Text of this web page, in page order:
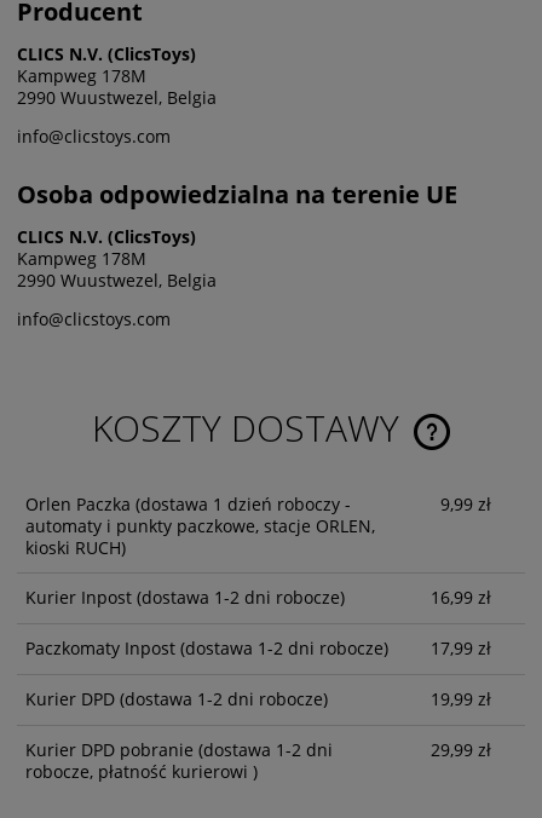
Producent
CLICS N.V. (ClicsToys)
Kampweg 178M
2990 Wuustwezel, Belgia
info@clicstoys.com
Osoba odpowiedzialna na terenie UE
CLICS N.V. (ClicsToys)
Kampweg 178M
2990 Wuustwezel, Belgia
info@clicstoys.com
KOSZTY DOSTAWY
CENA NIE
Orlen Paczka (dostawa 1 dzień roboczy -
automaty i punkty paczkowe, stacje ORLEN,
kioski RUCH)
9,99 zł
Kurier Inpost (dostawa 1-2 dni robocze) 16,99 zł
Paczkomaty Inpost (dostawa 1-2 dni robocze) 17,99 zł
Kurier DPD (dostawa 1-2 dni robocze) 19,99 zł
Kurier DPD pobranie (dostawa 1-2 dni
robocze, płatność kurierowi )
29,99 zł